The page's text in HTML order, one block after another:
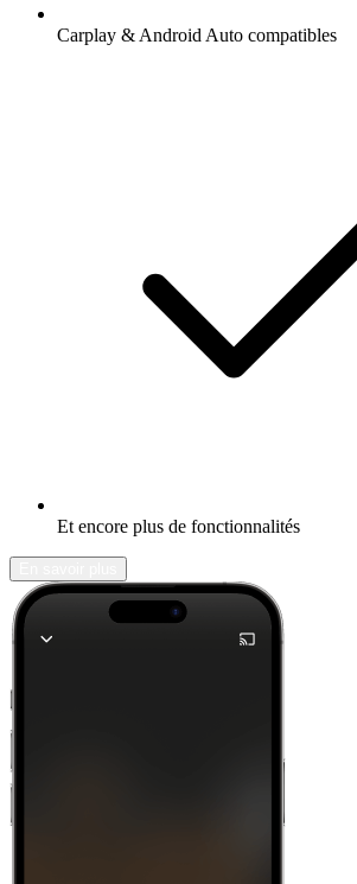
Carplay & Android Auto compatibles
Et encore plus de fonctionnalités